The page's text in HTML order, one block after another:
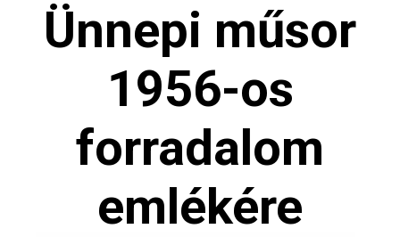
Ünnepi műsor
1956-os
forradalom
emlékére